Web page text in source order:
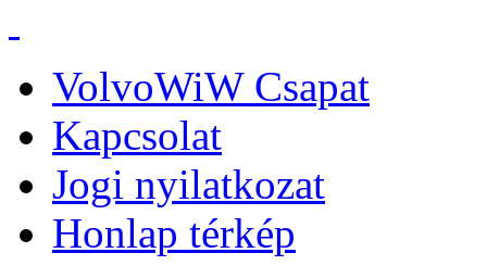
VolvoWiW Csapat
Kapcsolat
Jogi nyilatkozat
Honlap térkép